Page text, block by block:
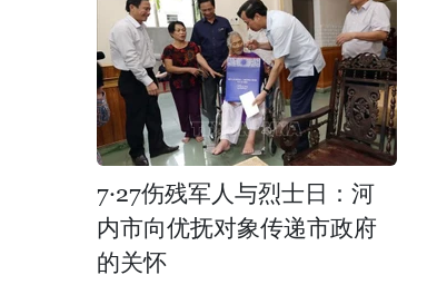
7·27伤残军人与烈士日：河
内市向优抚对象传递市政府
的关怀